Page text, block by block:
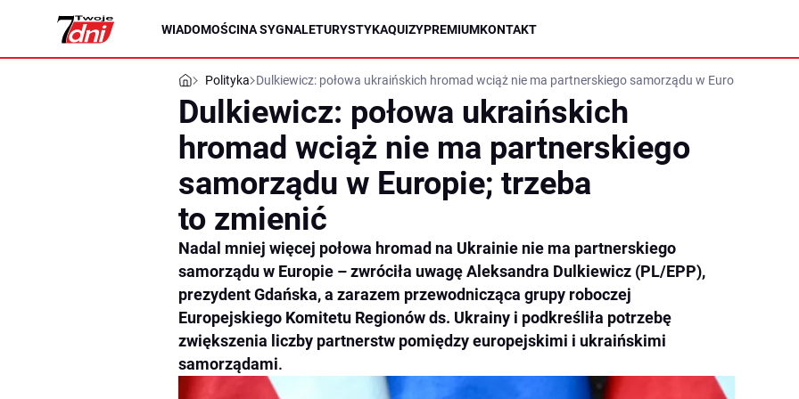
WIADOMOŚCINA SYGNALETURYSTYKAQUIZYPREMIUMKONTAKT
Polityka Dulkiewicz: połowa ukraińskich hromad wciąż nie ma partnerskiego samorządu w Europie; trzeba
Dulkiewicz: połowa ukraińskich
hromad wciąż nie ma partnerskiego
samorządu w Europie; trzeba
to zmienić
Nadal mniej więcej połowa hromad na Ukrainie nie ma partnerskiego
samorządu w Europie – zwróciła uwagę Aleksandra Dulkiewicz (PL/EPP),
prezydent Gdańska, a zarazem przewodnicząca grupy roboczej
Europejskiego Komitetu Regionów ds. Ukrainy i podkreśliła potrzebę
zwiększenia liczby partnerstw pomiędzy europejskimi i ukraińskimi
samorządami.